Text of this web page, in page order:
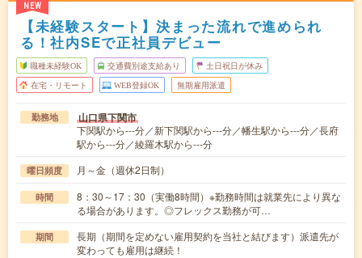
NEW
【未経験スタート】決まった流れで進められ
る！社内SEで正社員デビュー
職種未経験OK 交通費別途支給あり 土日祝日が休み
在宅・リモート WEB登録OK 無期雇用派遣
勤務地 山口県下関市
下関駅から---分／新下関駅から---分／幡生駅から---分／長府
駅から---分／綾羅木駅から---分
曜日頻度 月～金（週休2日制）
時間
8：30～17：30（実働8時間）※勤務時間は就業先により異な
る場合があります。◎フレックス勤務が可…
期間
長期（期間を定めない雇用契約を当社と結びます）派遣先が
変わっても雇用は継続！